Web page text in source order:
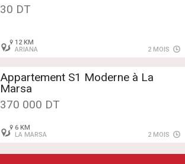
30 DT
12 KM
ARIANA
2 MOIS
Appartement S1 Moderne à La
Marsa
370 000 DT
6 KM
LA MARSA
2 MOIS